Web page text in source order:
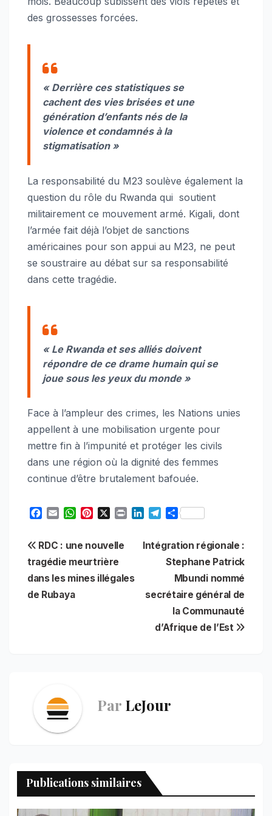
des grossesses forcées.
« Derrière ces statistiques se
cachent des vies brisées et une
génération d’enfants nés de la
violence et condamnés à la
stigmatisation »
La responsabilité du M23 soulève également la
question du rôle du Rwanda qui soutient
militairement ce mouvement armé. Kigali, dont
l’armée fait déjà l’objet de sanctions
américaines pour son appui au M23, ne peut
se soustraire au débat sur sa responsabilité
dans cette tragédie.
« Le Rwanda et ses alliés doivent
répondre de ce drame humain qui se
joue sous les yeux du monde »
Face à l’ampleur des crimes, les Nations unies
appellent à une mobilisation urgente pour
mettre fin à l’impunité et protéger les civils
dans une région où la dignité des femmes
continue d’être brutalement bafouée.
e
b
o
k
l
W
t
s
A
t
e
r
k
n
e
g
m
S
r
e
Navigation
de
l’article
Intégration régionale :
Stephane Patrick
Mbundi nommé
secrétaire général de
la Communauté
d’Afrique de l’Est
RDC : une nouvelle
tragédie meurtrière
dans les mines illégales
de Rubaya
Par LeJour
Publications similaires